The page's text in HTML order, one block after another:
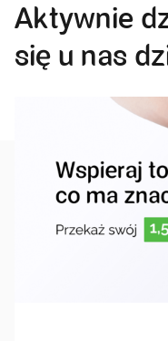
Aktywnie
się u nas